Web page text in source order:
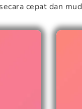
cepat dan